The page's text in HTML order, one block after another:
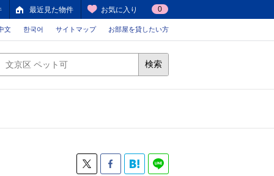
最近見た物件 お気に入り 0
文 한국어 サイトマップ お部屋を貸したい方
検索